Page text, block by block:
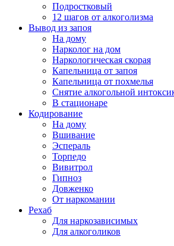
Подростковый
12 шагов от алкоголизма
Вывод из запоя
На дому
Нарколог на дом
Наркологическая скорая
Капельница от запоя
Капельница от похмелья
Снятие алкогольной
В стационаре
Кодирование
На дому
Вшивание
Эспераль
Торпедо
Вивитрол
Гипноз
Довженко
От наркомании
Рехаб
Для наркозависимых
Для алкоголиков